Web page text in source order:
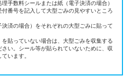
手数料シールまたは紙（電子決済の場合）
番号を記入して大型ごみの見やすいところ
済の場合）をそれぞれの大型ごみに貼って
貼っていない場合は、大型ごみを収集する
い。シール等が貼られていないために、収
います。